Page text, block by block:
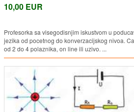
10,00 EUR
Profesorka sa visegodisnjim iskustvom u
jezika od pocetnog do konverzacijskog nivoa.
od 2 do 4 polaznika, on line ili uzivo. ...